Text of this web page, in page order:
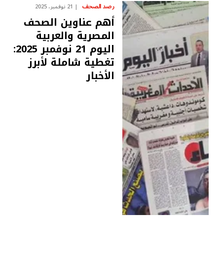
رصد الصحف 21 نوفمبر، 2025
أهم عناوين الصحف
المصرية والعربية
اليوم 21 نوفمبر 2025:
تغطية شاملة لأبرز
الأخبار